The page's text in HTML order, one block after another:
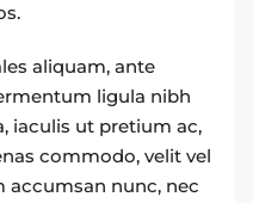
aliquam, ante
ligula nibh
iaculis ut pretium ac,
commodo, velit vel
accumsan nunc, nec